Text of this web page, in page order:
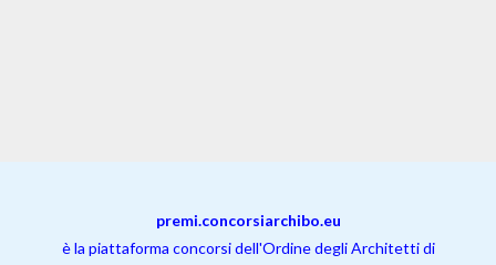
premi.concorsiarchibo.eu
è la piattaforma concorsi dell'Ordine degli Architetti di